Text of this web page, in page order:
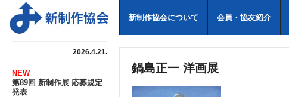
新制作協会について 会員・協友紹介
2026.4.21.
NEW
第89回 新制作展 応募規定
発表
鍋島正一 洋画展